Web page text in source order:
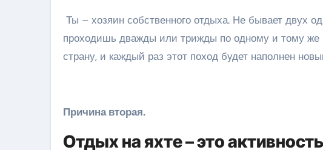
Ты – хозяин собственного отдыха. Не бывает двух
проходишь дважды или трижды по одному и тому
страну, и каждый раз этот поход будет наполнен
Причина вторая.
Отдых на яхте – это